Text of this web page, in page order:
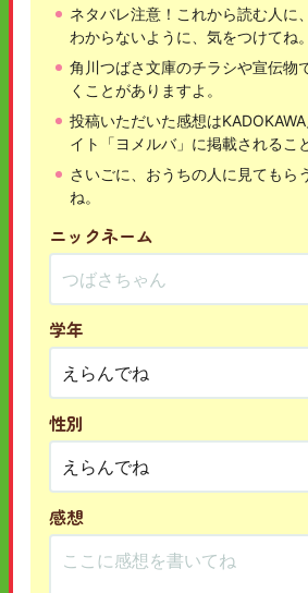
ネタバレ注意！これから読む人に
わからないように、気をつけてね。
角川つばさ文庫のチラシや宣伝物
くことがありますよ。
投稿いただいた感想は
イト「ヨメルバ」に掲載されるこ
さいごに、おうちの人に見てもら
ね。
ニックネーム
学年
性別
感想